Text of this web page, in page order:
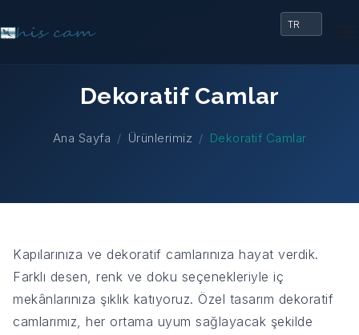
Dekoratif Camlar
Ana Sayfa Ürünlerimiz Dekoratif Camlar
Kapılarınıza ve dekoratif camlarınıza hayat verdik.
Farklı desen, renk ve doku seçenekleriyle iç
mekânlarınıza şıklık katıyoruz. Özel tasarım dekoratif
camlarımız, her ortama uyum sağlayacak şekilde